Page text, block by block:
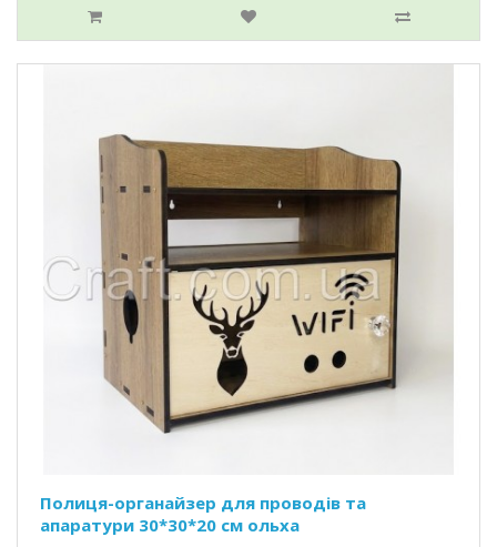
Полиця-органайзер для проводів та
апаратури 30*30*20 см ольха